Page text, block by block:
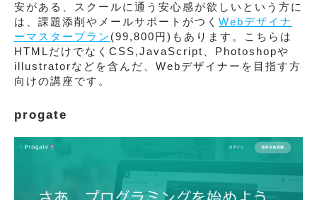
安がある、スクールに通う安心感が欲しいという方に
は、課題添削やメールサポートがつく Webデザイナ
ーマスタープラン (99,800円)もあります。こちらは
HTMLだけでなくCSS,JavaScript、Photoshopや
illustratorなどを含んだ、Webデザイナーを目指す方
向けの講座です。
progate